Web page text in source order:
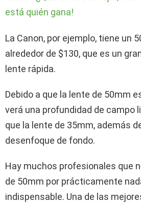
La Canon, por ejemplo, tiene un
alrededor de $130, que es un
lente rápida.
Debido a que la lente de 50mm
verá una profundidad de campo
que la lente de 35mm, además
desenfoque de fondo.
Hay muchos profesionales que
de 50mm por prácticamente
indispensable. Una de las